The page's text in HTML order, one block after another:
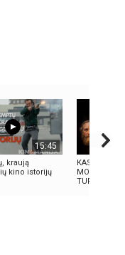
15:45
kraują
kino istorijų
KAS IŠRADO
TURIME